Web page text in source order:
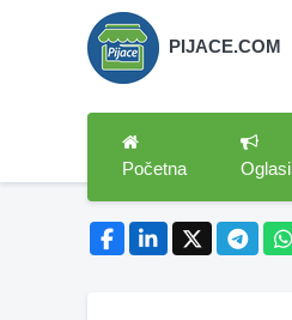
PIJACE.COM
Početna Oglasi